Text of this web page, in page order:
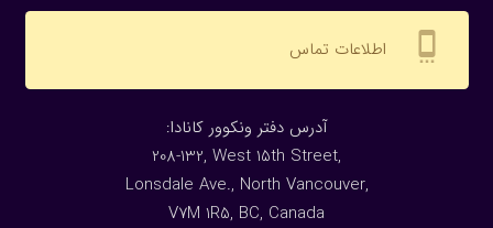
settings_cell اطلاعات تماس
:آدرس دفتر ونکوور کانادا
208-132, West 15th Street,
Lonsdale Ave., North Vancouver,
V7M 1R5, BC, Canada